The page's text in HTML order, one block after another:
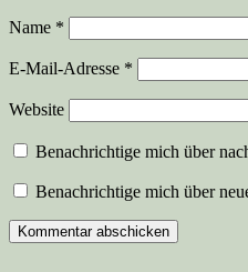
Name *
E-Mail-Adresse *
Website
Benachrichtige mich über
Benachrichtige mich über